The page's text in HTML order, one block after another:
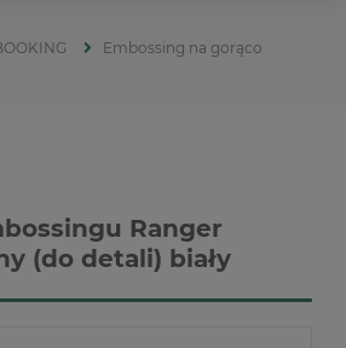
Embossing na gorąco
Ranger
(do detali) biały